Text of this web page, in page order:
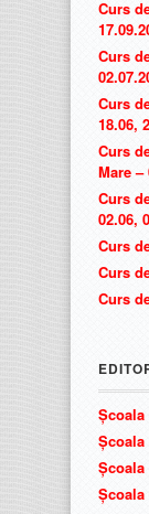
Curs
Curs
Curs
18.06,
Curs
Mare –
Curs
02.06,
Curs
Curs
Curs
Școala
Școala
Școala
Școala